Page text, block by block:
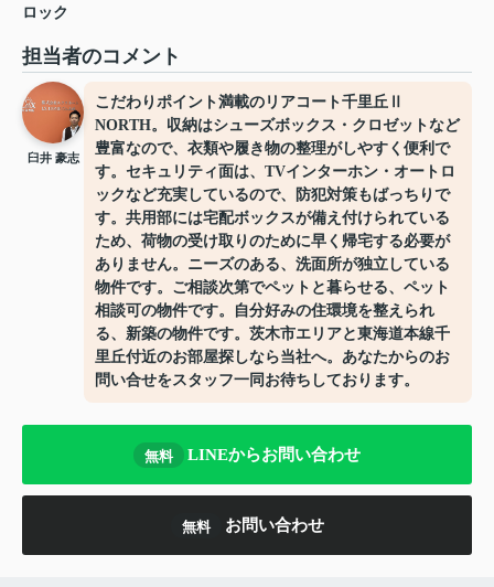
ロック
担当者のコメント
臼井 豪志
こだわりポイント満載のリアコート千里丘Ⅱ
NORTH。収納はシューズボックス・クロゼットなど
豊富なので、衣類や履き物の整理がしやすく便利で
す。セキュリティ面は、TVインターホン・オートロ
ックなど充実しているので、防犯対策もばっちりで
す。共用部には宅配ボックスが備え付けられている
ため、荷物の受け取りのために早く帰宅する必要が
ありません。ニーズのある、洗面所が独立している
物件です。ご相談次第でペットと暮らせる、ペット
相談可の物件です。自分好みの住環境を整えられ
る、新築の物件です。茨木市エリアと東海道本線千
里丘付近のお部屋探しなら当社へ。あなたからのお
問い合せをスタッフ一同お待ちしております。
無料 LINEからお問い合わせ
無料 お問い合わせ